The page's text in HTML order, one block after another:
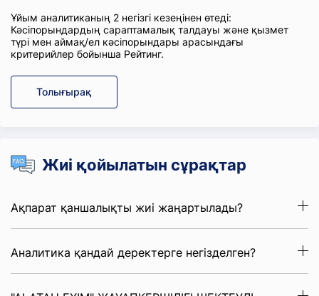
Ұйым аналитиканың 2 негізгі кезеңінен өтеді:
Кәсіпорындардың сараптамалық талдауы және қызмет
түрі мен аймақ/ел кәсіпорындары арасындағы
критерийлер бойынша Рейтинг.
Толығырақ
Жиі қойылатын сұрақтар
Ақпарат қаншалықты жиі жаңартылады?
Аналитика қандай деректерге негізделген?